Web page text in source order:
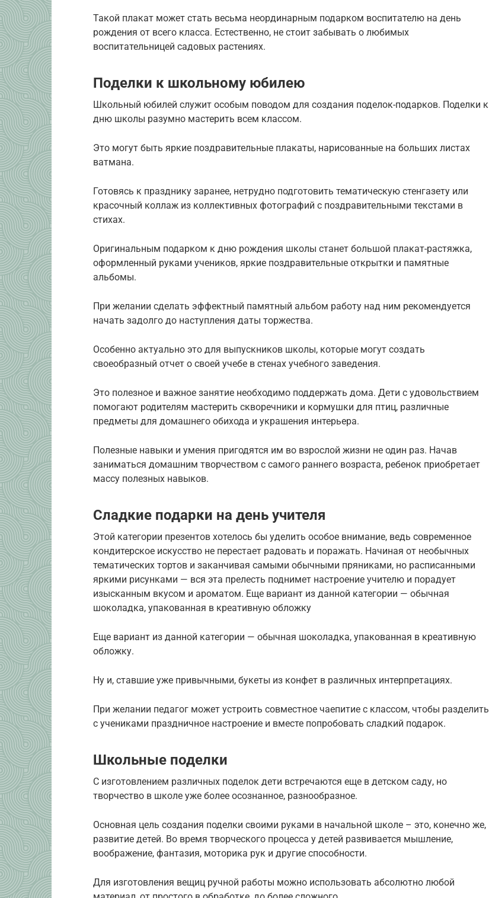
Такой плакат может стать весьма неординарным подарком воспитателю на день
рождения от всего класса. Естественно, не стоит забывать о любимых
воспитательницей садовых растениях.
Поделки к школьному юбилею
Школьный юбилей служит особым поводом для создания поделок-подарков. Поделки к
дню школы разумно мастерить всем классом.
Это могут быть яркие поздравительные плакаты, нарисованные на больших листах
ватмана.
Готовясь к празднику заранее, нетрудно подготовить тематическую стенгазету или
красочный коллаж из коллективных фотографий с поздравительными текстами в
стихах.
Оригинальным подарком к дню рождения школы станет большой плакат-растяжка,
оформленный руками учеников, яркие поздравительные открытки и памятные
альбомы.
При желании сделать эффектный памятный альбом работу над ним рекомендуется
начать задолго до наступления даты торжества.
Особенно актуально это для выпускников школы, которые могут создать
своеобразный отчет о своей учебе в стенах учебного заведения.
Это полезное и важное занятие необходимо поддержать дома. Дети с удовольствием
помогают родителям мастерить скворечники и кормушки для птиц, различные
предметы для домашнего обихода и украшения интерьера.
Полезные навыки и умения пригодятся им во взрослой жизни не один раз. Начав
заниматься домашним творчеством с самого раннего возраста, ребенок приобретает
массу полезных навыков.
Сладкие подарки на день учителя
Этой категории презентов хотелось бы уделить особое внимание, ведь современное
кондитерское искусство не перестает радовать и поражать. Начиная от необычных
тематических тортов и заканчивая самыми обычными пряниками, но расписанными
яркими рисунками — вся эта прелесть поднимет настроение учителю и порадует
изысканным вкусом и ароматом. Еще вариант из данной категории — обычная
шоколадка, упакованная в креативную обложку
Еще вариант из данной категории — обычная шоколадка, упакованная в креативную
обложку.
Ну и, ставшие уже привычными, букеты из конфет в различных интерпретациях.
При желании педагог может устроить совместное чаепитие с классом, чтобы разделить
с учениками праздничное настроение и вместе попробовать сладкий подарок.
Школьные поделки
С изготовлением различных поделок дети встречаются еще в детском саду, но
творчество в школе уже более осознанное, разнообразное.
Основная цель создания поделки своими руками в начальной школе – это, конечно же,
развитие детей. Во время творческого процесса у детей развивается мышление,
воображение, фантазия, моторика рук и другие способности.
Для изготовления вещиц ручной работы можно использовать абсолютно любой